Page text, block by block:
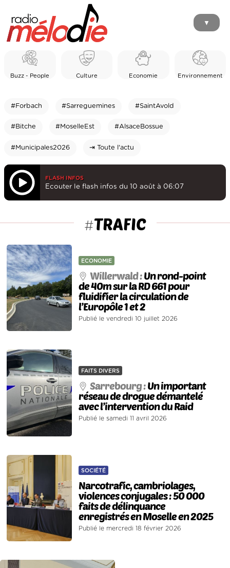
▼
Buzz - People Culture Economie Environnement
#Forbach #Sarreguemines #SaintAvold
#Bitche #MoselleEst #AlsaceBossue
#Municipales2026 ⇥ Toute l'actu
FLASH INFOS
Ecouter le flash infos du 10 août à 06:07
#TRAFIC
ECONOMIE
Willerwald :Un rond-point
de 40m sur la RD 661 pour
fluidifier la circulation de
l’Europôle 1 et 2
Publié le vendredi 10 juillet 2026
FAITS DIVERS
Sarrebourg :Un important
réseau de drogue démantelé
avec l’intervention du Raid
Publié le samedi 11 avril 2026
SOCIÉTÉ
Narcotrafic, cambriolages,
violences conjugales : 50 000
faits de délinquance
enregistrés en Moselle en 2025
Publié le mercredi 18 février 2026